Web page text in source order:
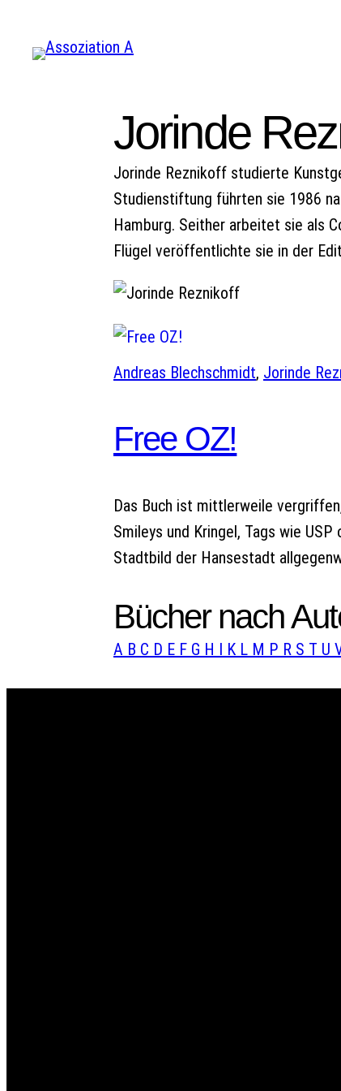
Inhalt
Jorinde
Jorinde Reznikoff studierte
Studienstiftung führten sie 1986
Hamburg. Seither arbeitet sie als
Flügel veröffentlichte sie in der
Andreas Blechschmidt, Jorinde
Free OZ!
Das Buch ist mittlerweile
Smileys und Kringel, Tags wie
Stadtbild der Hansestadt
Bücher nach
A B C D E F G H I K L M P R S T U